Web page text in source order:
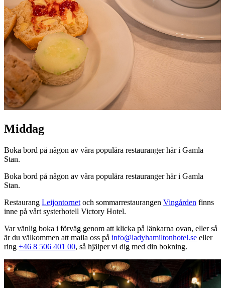
Middag
Boka bord på någon av våra populära restauranger här i Gamla
Stan.
Boka bord på någon av våra populära restauranger här i Gamla
Stan.
Restaurang Leijontornet och sommarrestaurangen Vingården finns
inne på vårt systerhotell Victory Hotel.
Var vänlig boka i förväg genom att klicka på länkarna ovan, eller så
är du välkommen att maila oss på info@ladyhamiltonhotel.se eller
ring +46 8 506 401 00, så hjälper vi dig med din bokning.